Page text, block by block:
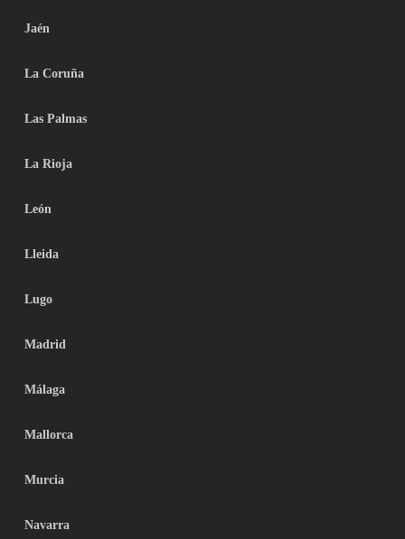
Jaén
La Coruña
Las Palmas
La Rioja
León
Lleida
Lugo
Madrid
Málaga
Mallorca
Murcia
Navarra